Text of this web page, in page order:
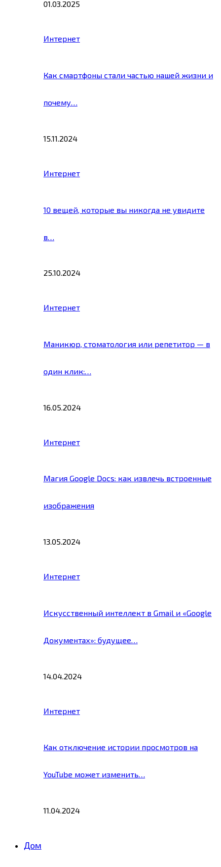
01.03.2025
Интернет
Как смартфоны стали частью нашей жизни и
почему…
15.11.2024
Интернет
10 вещей, которые вы никогда не увидите
в…
25.10.2024
Интернет
Маникюр, стоматология или репетитор — в
один клик:…
16.05.2024
Интернет
Магия Google Docs: как извлечь встроенные
изображения
13.05.2024
Интернет
Искусственный интеллект в Gmail и «Google
Документах»: будущее…
14.04.2024
Интернет
Как отключение истории просмотров на
YouTube может изменить…
11.04.2024
Дом